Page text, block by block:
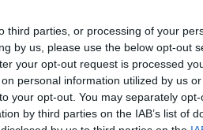
third parties, or processing of your
by us, please use the below opt-out
your opt-out request is processed
personal information utilized by us
your opt-out. You may separately
by third parties on the IAB’s list of
heller aldrig haft
eller materialmässigt skiljer
limläggningen i branschen,